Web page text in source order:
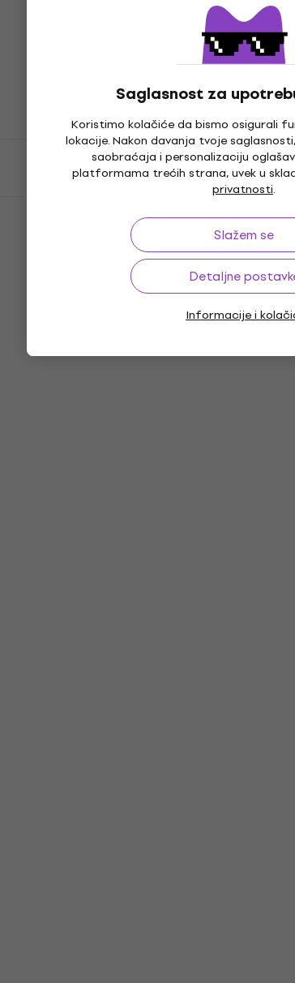
Saglasnost za
Koristimo kolačiće da bismo osigurali
lokacije. Nakon davanja tvoje
saobraćaja i personalizaciju
platformama trećih strana, uvek u
privatnosti.
Slažem se
Detaljne
Informacije i